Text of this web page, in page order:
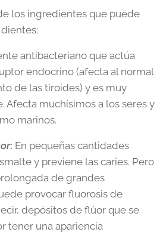
los ingredientes que puede
antibacteriano que actúa
endocrino (afecta al normal
de las tiroides) y es muy
Afecta muchísimos a los seres y
marinos.
: En pequeñas cantidades
y previene las caries. Pero
de grandes
provocar fluorosis de
depósitos de flúor que se
tener una apariencia